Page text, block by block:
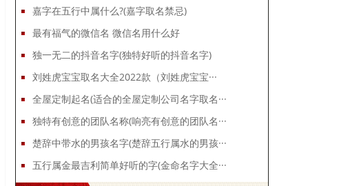
嘉字在五行中属什么?(嘉字取名禁忌)
最有福气的微信名 微信名用什么好
独一无二的抖音名字(独特好听的抖音名字)
刘姓虎宝宝取名大全2022款（刘姓虎宝宝···
全屋定制起名(适合的全屋定制公司名字取名···
独特有创意的团队名称(响亮有创意的团队名···
楚辞中带水的男孩名字(楚辞五行属水的男孩···
五行属金最吉利简单好听的字(金命名字大全···